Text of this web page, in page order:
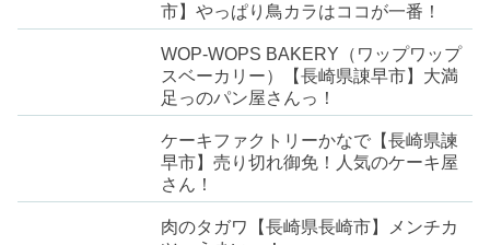
市】やっぱり鳥カラはココが一番！
WOP-WOPS BAKERY（ワップワップ
スベーカリー）【長崎県諌早市】大満
足っのパン屋さんっ！
ケーキファクトリーかなで【長崎県諫
早市】売り切れ御免！人気のケーキ屋
さん！
肉のタガワ【長崎県長崎市】メンチカ